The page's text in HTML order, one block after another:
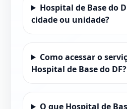
Hospital de Base do
cidade ou unidade?
Como acessar o
Hospital de Base do DF?
O que Hospital de